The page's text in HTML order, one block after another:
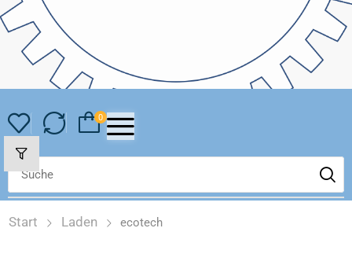
0
Start Laden ecotech